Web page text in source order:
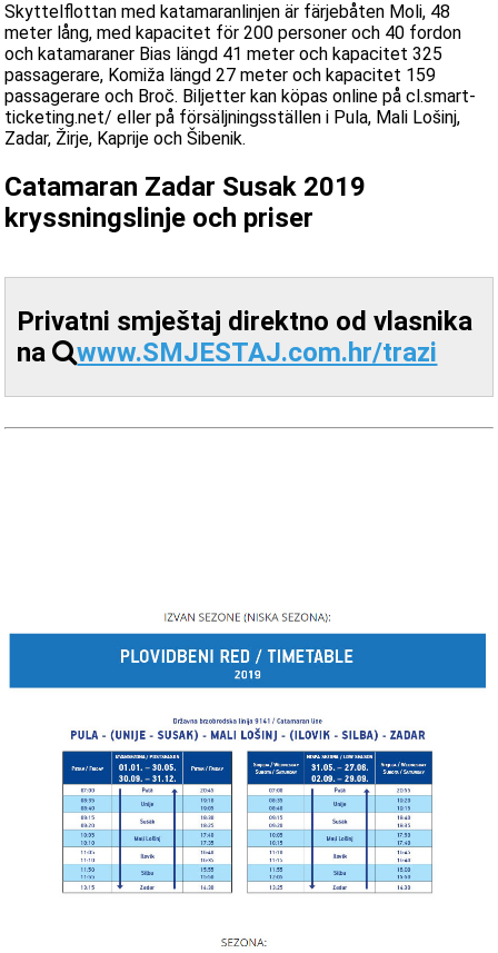
Skyttelflottan med katamaranlinjen är färjebåten Moli, 48
meter lång, med kapacitet för 200 personer och 40 fordon
och katamaraner Bias längd 41 meter och kapacitet 325
passagerare, Komiža längd 27 meter och kapacitet 159
passagerare och Broč. Biljetter kan köpas online på cl.smart-
ticketing.net/ eller på försäljningsställen i Pula, Mali Lošinj,
Zadar, Žirje, Kaprije och Šibenik.
Catamaran Zadar Susak 2019
kryssningslinje och priser
Privatni smještaj direktno od vlasnika
na
www.SMJESTAJ.com.hr/trazi